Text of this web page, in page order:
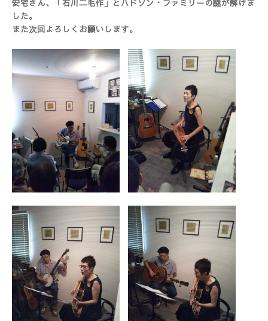
安宅さん、「石川二毛作」とハドソン・ファミリーの謎が解けま
した。
また次回よろしくお願いします。